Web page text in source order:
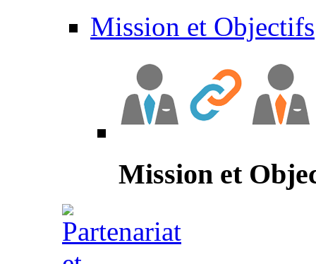
Mission et Objectifs
Mission et